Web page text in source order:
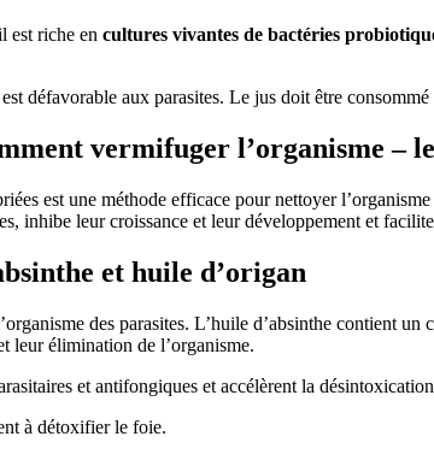
est riche en cultures vivantes de bactéries
défavorable aux parasites. Le jus doit être
vermifuger l’organisme –
est une méthode efficace pour nettoyer
inhibe leur croissance et leur développement et
et huile d’origan
des parasites. L’huile d’absinthe contient un
leur élimination de l’organisme.
et antifongiques et accélèrent la
à détoxifier le foie.